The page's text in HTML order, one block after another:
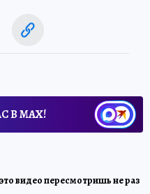
В МАХ!
видео пересмотришь не раз